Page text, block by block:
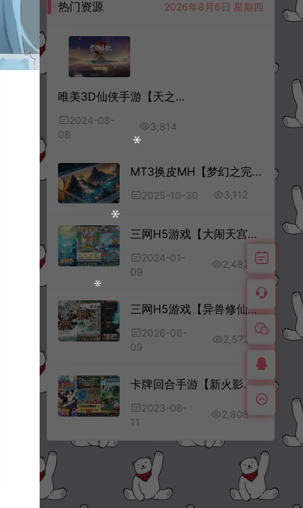
热门资源 2026年8月6日 星期四
唯美3D仙侠手游【天之禁-契约战歌】8月最新整理Linux手工服务端+全套源码+编译教程+管理后台+CDK授权后台+安卓+详细搭建教程+视频教程
2024-08-
08
3,814
MT3换皮MH【梦幻之完美世界尊享挂机版】10月最新整理Linux手工服务端+源码+管理后台+安卓苹果双端+详细搭建教程+视频教程
2025-10-30 3,112
三网H5游戏【大闹天宫H5】1月最新整理Win一键服务端+多区跨服+GM授权后台+详细搭建教程
2024-01-
09
2,482
三网H5游戏【异兽修仙H5代金券内购多区跨服版】6月最新整理Linux手工服务端+管理后台+CDK授权后台+简易安卓客户端+详细搭建教程+视频教程
2026-06-
09
2,572
卡牌回合手游【新火影忍者之荣耀之战】8月最新整理Linux手工服务端+CDK授权后台+安卓苹果双端+详细搭建教程
2023-08-
11
2,808